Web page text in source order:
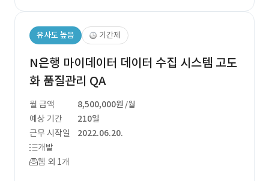
유사도 높음 기간제
N은행 마이데이터 데이터 수집 시스템 고도
화 품질관리 QA
월 금액 8,500,000원 /월
예상 기간
210일
근무 시작일
2022.06.20.
개발
웹 외 1개